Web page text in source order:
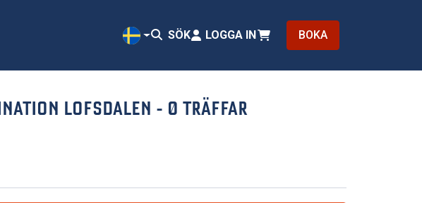
SÖK LOGGA IN BOKA
LOFSDALEN - 0 TRÄFFAR